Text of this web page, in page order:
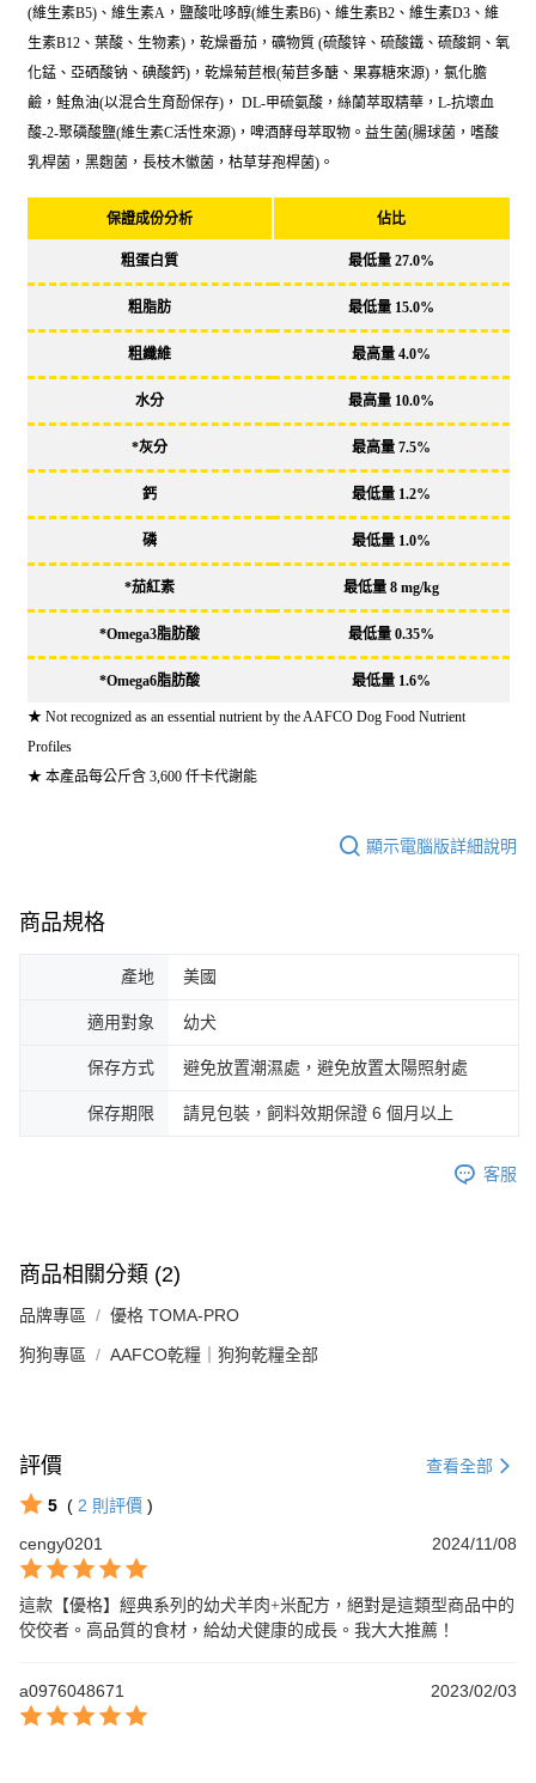
(維生素B5)、維生素A，鹽酸吡哆醇(維生素B6)、維生素B2、維生素D3、維
生素B12、葉酸、生物素)，乾燥番茄，礦物質 (硫酸锌、硫酸鐵、硫酸銅、氧
化錳、亞硒酸钠、碘酸鈣)，乾燥菊苣根(菊苣多醣、果寡糖來源)，氯化膽
鹼，鮭魚油(以混合生育酚保存)， DL-甲硫氨酸，絲蘭萃取精華，L-抗壞血
酸-2-聚磷酸鹽(維生素C活性來源)，啤酒酵母萃取物。益生菌(腸球菌，嗜酸
乳桿菌，黑麴菌，長枝木徽菌，枯草芽孢桿菌)。
保證成份分析 佔比
粗蛋白質 最低量 27.0%
粗脂肪 最低量 15.0%
粗纖維 最高量 4.0%
水分 最高量 10.0%
*灰分 最高量 7.5%
鈣 最低量 1.2%
磷 最低量 1.0%
*茄紅素 最低量 8 mg/kg
*Omega3脂肪酸 最低量 0.35%
*Omega6脂肪酸 最低量 1.6%
★ Not recognized as an essential nutrient by the AAFCO Dog Food Nutrient
Profiles
★ 本產品每公斤含 3,600 仟卡代謝能
顯示電腦版詳細說明
商品規格
產地 美國
適用對象 幼犬
保存方式 避免放置潮濕處，避免放置太陽照射處
保存期限 請見包裝，飼料效期保證 6 個月以上
客服
商品相關分類 (2)
品牌專區 優格 TOMA-PRO
狗狗專區 AAFCO乾糧｜狗狗乾糧全部
評價 查看全部
5 ( 2 則評價 )
cengy0201
2024/11/08
這款【優格】經典系列的幼犬羊肉+米配方，絕對是這類型商品中的
佼佼者。高品質的食材，給幼犬健康的成長。我大大推薦！
a0976048671 2023/02/03